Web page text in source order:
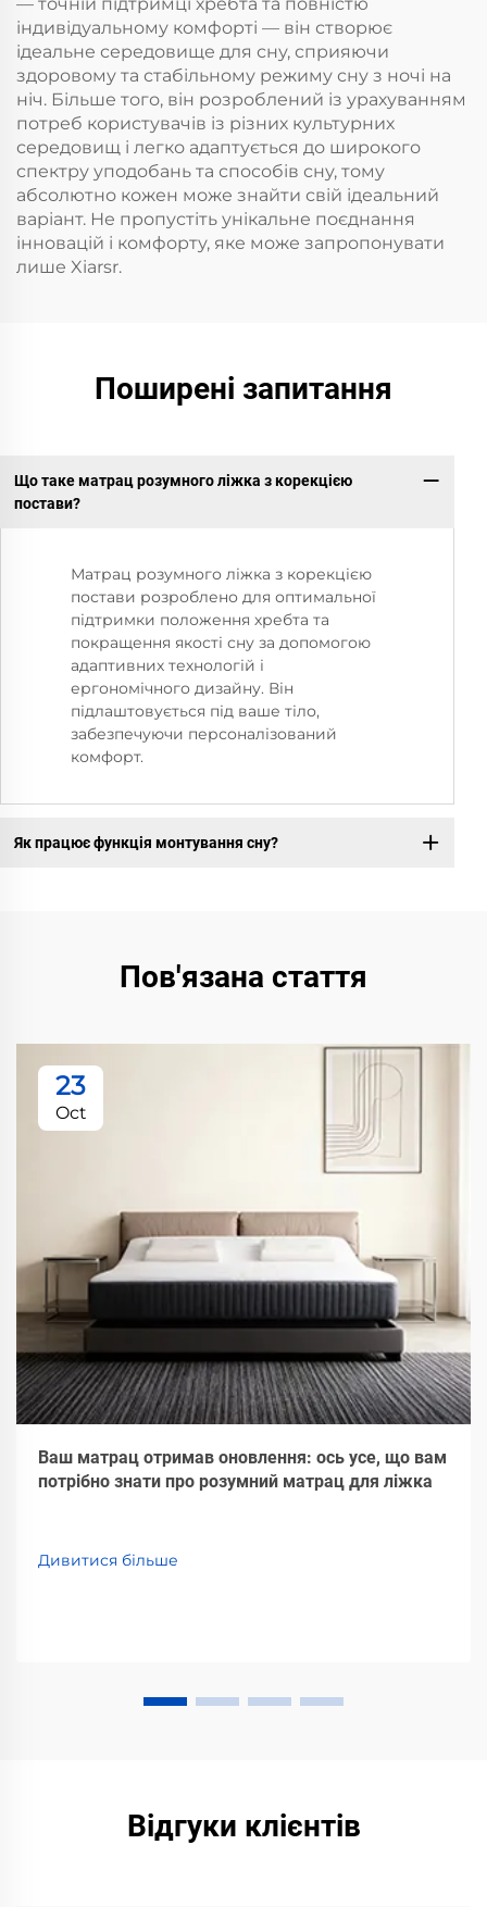
індивідуальному комфорті — він створює
ідеальне середовище для сну, сприяючи
здоровому та стабільному режиму сну з ночі на
ніч. Більше того, він розроблений із урахуванням
потреб користувачів із різних культурних
середовищ і легко адаптується до широкого
спектру уподобань та способів сну, тому
абсолютно кожен може знайти свій ідеальний
варіант. Не пропустіть унікальне поєднання
інновацій і комфорту, яке може запропонувати
лише Xiarsr.
Поширені запитання
Що таке матрац розумного ліжка з корекцією
постави?
Матрац розумного ліжка з корекцією
постави розроблено для оптимальної
підтримки положення хребта та
покращення якості сну за допомогою
адаптивних технологій і
ергономічного дизайну. Він
підлаштовується під ваше тіло,
забезпечуючи персоналізований
комфорт.
Як працює функція монтування сну?
Пов'язана стаття
23
Oct
Ваш матрац отримав оновлення: ось усе, що вам
потрібно знати про розумний матрац для ліжка
Дивитися більше
Відгуки клієнтів